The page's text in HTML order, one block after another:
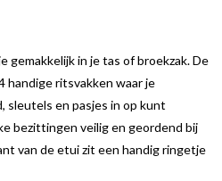
gemakkelijk in je tas of broekzak. De
ritsvakken waar je
sleutels en pasjes in op kunt
bezittingen veilig en geordend bij
van de etui zit een handig ringetje